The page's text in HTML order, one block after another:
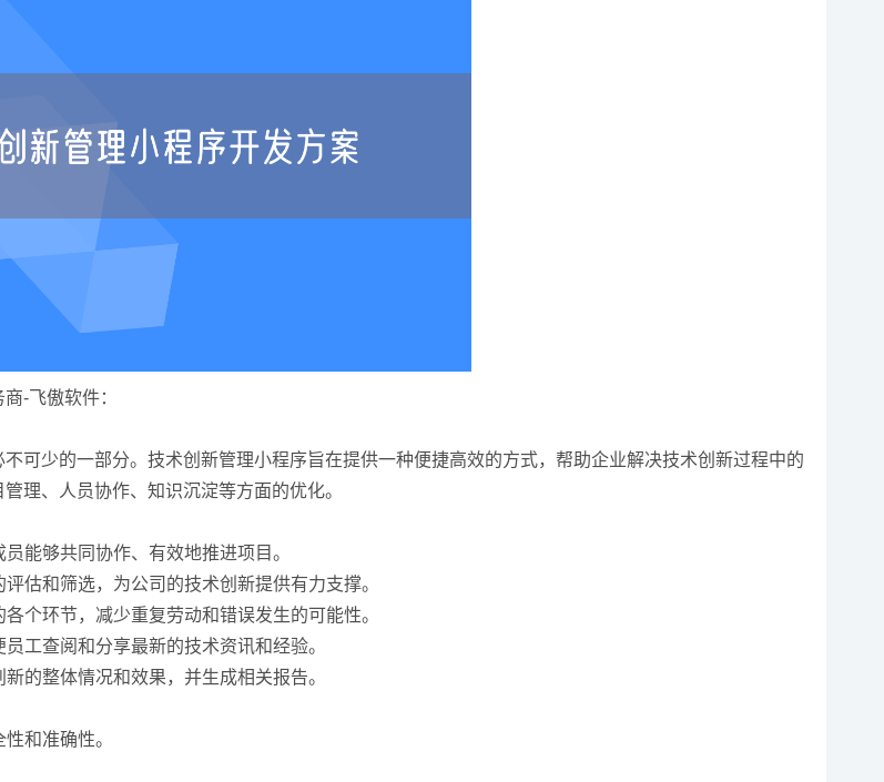
-飞傲软件：
可少的一部分。技术创新管理小程序旨在提供一种便捷高效的方式，帮助企业解决技术创新过程中的
理、人员协作、知识沉淀等方面的优化。
能够共同协作、有效地推进项目。
估和筛选，为公司的技术创新提供有力支撑。
个环节，减少重复劳动和错误发生的可能性。
工查阅和分享最新的技术资讯和经验。
的整体情况和效果，并生成相关报告。
和准确性。